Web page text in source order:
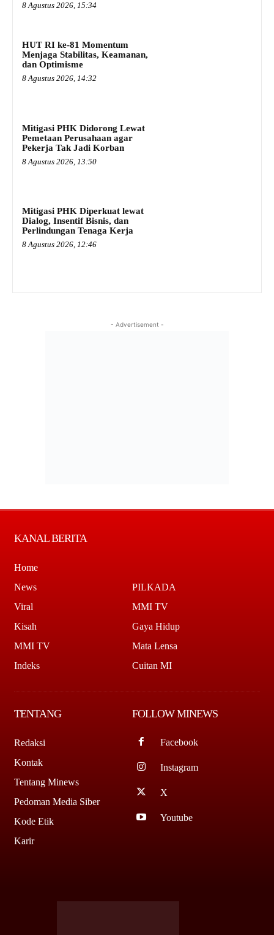
8 Agustus 2026, 15:34
HUT RI ke-81 Momentum
Menjaga Stabilitas, Keamanan,
dan Optimisme
8 Agustus 2026, 14:32
Mitigasi PHK Didorong Lewat
Pemetaan Perusahaan agar
Pekerja Tak Jadi Korban
8 Agustus 2026, 13:50
Mitigasi PHK Diperkuat lewat
Dialog, Insentif Bisnis, dan
Perlindungan Tenaga Kerja
8 Agustus 2026, 12:46
- Advertisement -
KANAL BERITA
Home
News
Viral
Kisah
MMI TV
Indeks
PILKADA
MMI TV
Gaya Hidup
Mata Lensa
Cuitan MI
TENTANG
Redaksi
Kontak
Tentang Minews
Pedoman Media Siber
Kode Etik
Karir
FOLLOW MINEWS
Facebook
Instagram
X
Youtube